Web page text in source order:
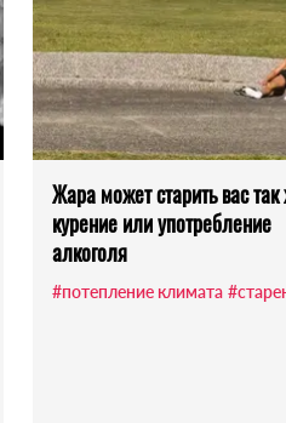
Жара может старить вас так
курение или употребление
алкоголя
#потепление климата